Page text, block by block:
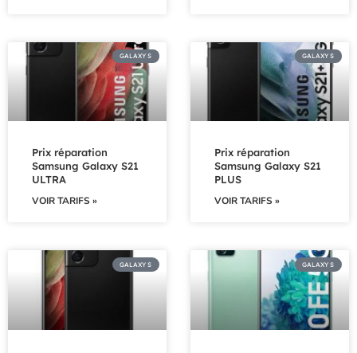
GALAXY S
Prix réparation
Samsung Galaxy S21
ULTRA
VOIR TARIFS »
GALAXY S
Prix réparation
Samsung Galaxy S21
PLUS
VOIR TARIFS »
GALAXY S GALAXY S